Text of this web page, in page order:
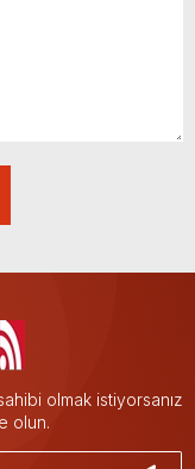
olmak istiyorsanız
olun.